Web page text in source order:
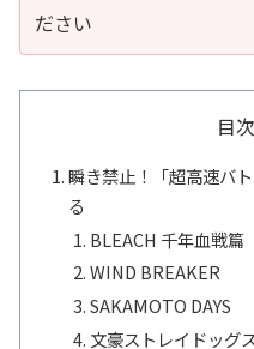
ださい
目次
瞬き禁止！「超高速バ
る
BLEACH 千年血戦篇
WIND BREAKER
SAKAMOTO DAYS
文豪ストレイドッグ